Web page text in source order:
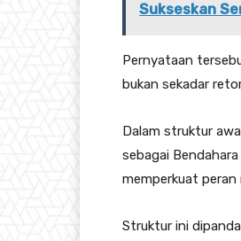
Sukseskan
Pernyataan
bukan sekadar
Dalam struktur
sebagai
memperkuat
Struktur ini